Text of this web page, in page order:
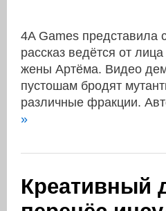
4A Games представила
рассказ ведётся от
жены Артёма. Видео
пустошам бродят
различные фракции.
»
Креативный